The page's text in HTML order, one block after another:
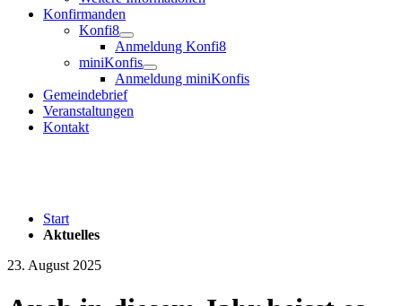
Konfirmanden
Konfi8
Anmeldung Konfi8
miniKonfis
Anmeldung miniKonfis
Gemeindebrief
Veranstaltungen
Kontakt
Start
Aktuelles
23. August 2025